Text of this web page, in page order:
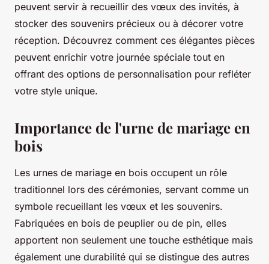
peuvent servir à recueillir des vœux des invités, à
stocker des souvenirs précieux ou à décorer votre
réception. Découvrez comment ces élégantes pièces
peuvent enrichir votre journée spéciale tout en
offrant des options de personnalisation pour refléter
votre style unique.
Importance de l'urne de mariage en
bois
Les urnes de mariage en bois occupent un rôle
traditionnel lors des cérémonies, servant comme un
symbole recueillant les vœux et les souvenirs.
Fabriquées en bois de peuplier ou de pin, elles
apportent non seulement une touche esthétique mais
également une durabilité qui se distingue des autres